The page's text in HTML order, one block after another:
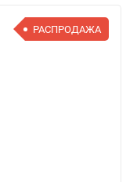
РАСПРОДАЖА